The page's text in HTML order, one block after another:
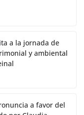
a la jornada de
y ambiental
a favor del